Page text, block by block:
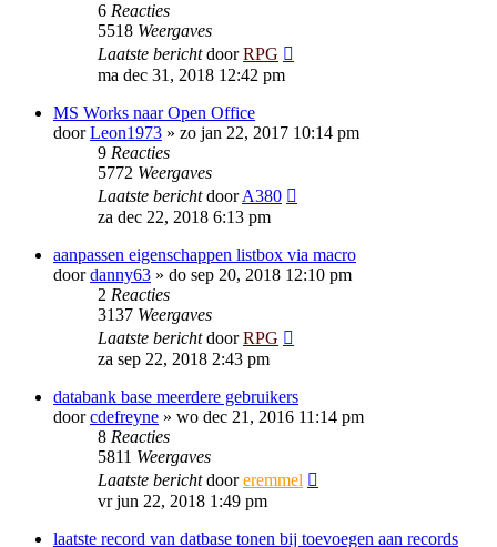
6 Reacties
5518 Weergaves
Laatste berichtdoorRPG
ma dec 31, 2018 12:42 pm
MS Works naar Open Office
doorLeon1973 » zo jan 22, 2017 10:14 pm
9 Reacties
5772 Weergaves
Laatste berichtdoorA380
za dec 22, 2018 6:13 pm
aanpassen eigenschappen listbox via macro
doordanny63 » do sep 20, 2018 12:10 pm
2 Reacties
3137 Weergaves
Laatste berichtdoorRPG
za sep 22, 2018 2:43 pm
databank base meerdere gebruikers
doorcdefreyne » wo dec 21, 2016 11:14 pm
8 Reacties
5811 Weergaves
Laatste berichtdooreremmel
vr jun 22, 2018 1:49 pm
laatste record van datbase tonen bij toevoegen aan records